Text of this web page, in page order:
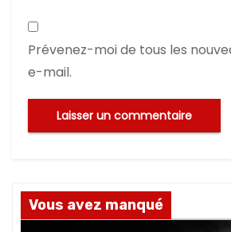
Prévenez-moi de tous les
e-mail.
Vous avez manqué